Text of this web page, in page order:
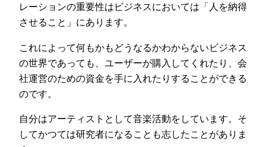
レーションの重要性はビジネスにおいては「人を納得
させること」にあります。
これによって何もかもどうなるかわからないビジネス
の世界であっても、ユーザーが購入してくれたり、会
社運営のための資金を手に入れたりすることができる
のです。
自分はアーティストとして音楽活動をしています。そ
してかつては研究者になることも志したことがありま